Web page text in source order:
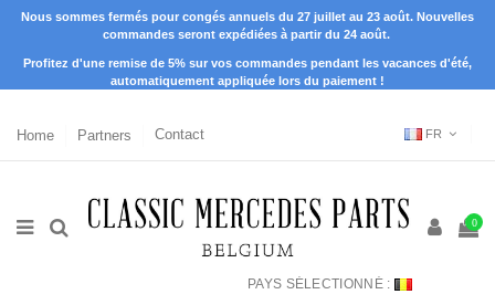
Nous sommes fermés pour congés annuels du 27 juillet au 23 août. Nouvelles
commandes seront expédiées à partir du 24 août.
Profitez d'une remise de 5% sur vos commandes pendant les vacances d'été,
automatiquement appliquée lors du paiement !
Home Partners Contact FR
0
PAYS SÉLECTIONNÉ :